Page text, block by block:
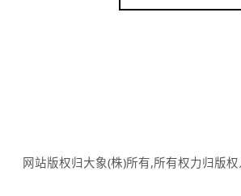
网站版权归大象(株)所有,所有权力归版权